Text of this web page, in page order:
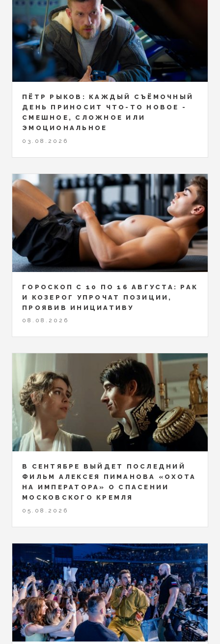
ПЁТР РЫКОВ: КАЖДЫЙ СЪЁМОЧНЫЙ
ДЕНЬ ПРИНОСИТ ЧТО-ТО НОВОЕ -
СМЕШНОЕ, СЛОЖНОЕ ИЛИ
ЭМОЦИОНАЛЬНОЕ
03.08.2026
ГОРОСКОП С 10 ПО 16 АВГУСТА: РАК
И КОЗЕРОГ УПРОЧАТ ПОЗИЦИИ,
ПРОЯВИВ ИНИЦИАТИВУ
08.08.2026
В СЕНТЯБРЕ ВЫЙДЕТ ПОСЛЕДНИЙ
ФИЛЬМ АЛЕКСЕЯ ПИМАНОВА «ОХОТА
НА ИМПЕРАТОРА» О СПАСЕНИИ
МОСКОВСКОГО КРЕМЛЯ
05.08.2026